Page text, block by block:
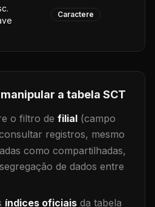
Caractere
a tabela SCT
o filtro de filial (campo
registros, mesmo
como compartilhadas,
de dados entre
índices oficiais da tabela